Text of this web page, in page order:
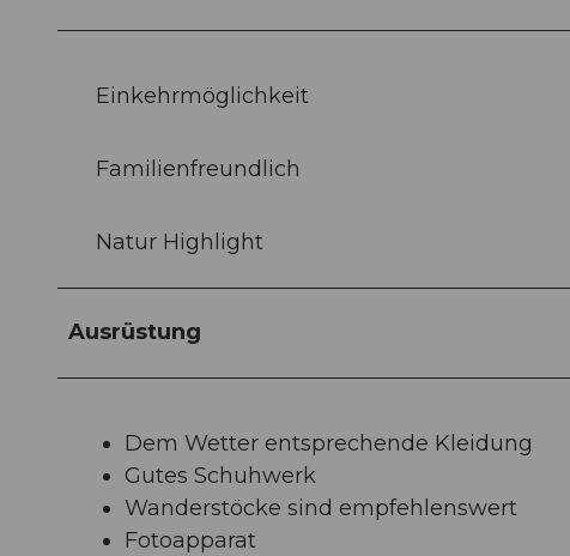
Einkehrmöglichkeit
Familienfreundlich
Natur Highlight
Ausrüstung
Dem Wetter entsprechende Kleidung
Gutes Schuhwerk
Wanderstöcke sind empfehlenswert
Fotoapparat